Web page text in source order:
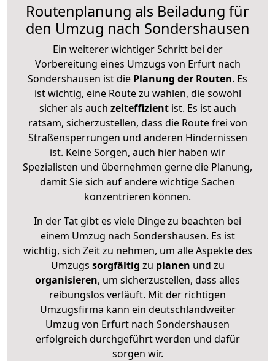
Routenplanung als Beiladung für
den Umzug nach Sondershausen
Ein weiterer wichtiger Schritt bei der
Vorbereitung eines Umzugs von Erfurt nach
Sondershausen ist die Planung der Routen. Es
ist wichtig, eine Route zu wählen, die sowohl
sicher als auch zeiteffizientist. Es ist auch
ratsam, sicherzustellen, dass die Route frei von
Straßensperrungen und anderen Hindernissen
ist. Keine Sorgen, auch hier haben wir
Spezialisten und übernehmen gerne die Planung,
damit Sie sich auf andere wichtige Sachen
konzentrieren können.
In der Tat gibt es viele Dinge zu beachten bei
einem Umzug nach Sondershausen. Es ist
wichtig, sich Zeit zu nehmen, um alle Aspekte des
Umzugs sorgfältig zu planen und zu
organisieren, um sicherzustellen, dass alles
reibungslos verläuft. Mit der richtigen
Umzugsfirma kann ein deutschlandweiter
Umzug von Erfurt nach Sondershausen
erfolgreich durchgeführt werden und dafür
sorgen wir.